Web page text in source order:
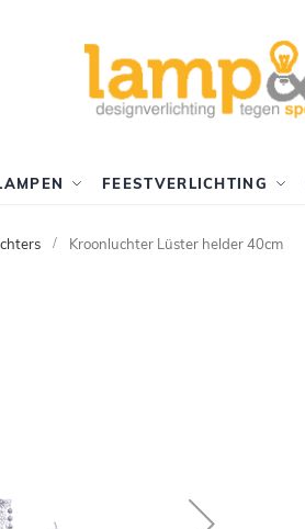
FEESTVERLICHTING
Kroonluchter Lüster helder 40cm